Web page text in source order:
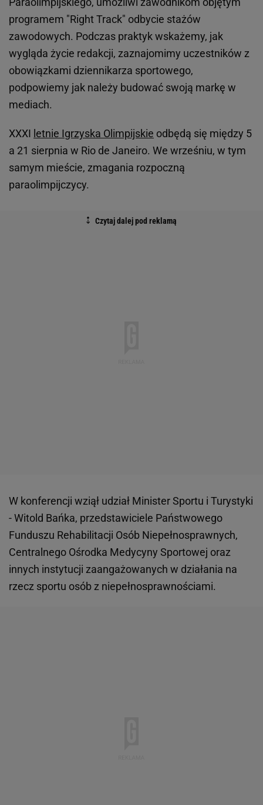
programem "Right Track" odbycie stażów
zawodowych. Podczas praktyk wskażemy, jak
wygląda życie redakcji, zaznajomimy uczestników z
obowiązkami dziennikarza sportowego,
podpowiemy jak należy budować swoją markę w
mediach.
XXXI letnie Igrzyska Olimpijskie odbędą się między 5
a 21 sierpnia w Rio de Janeiro. We wrześniu, w tym
samym mieście, zmagania rozpoczną
paraolimpijczycy.
W konferencji wziął udział Minister Sportu i Turystyki
- Witold Bańka, przedstawiciele Państwowego
Funduszu Rehabilitacji Osób Niepełnosprawnych,
Centralnego Ośrodka Medycyny Sportowej oraz
innych instytucji zaangażowanych w działania na
rzecz sportu osób z niepełnosprawnościami.